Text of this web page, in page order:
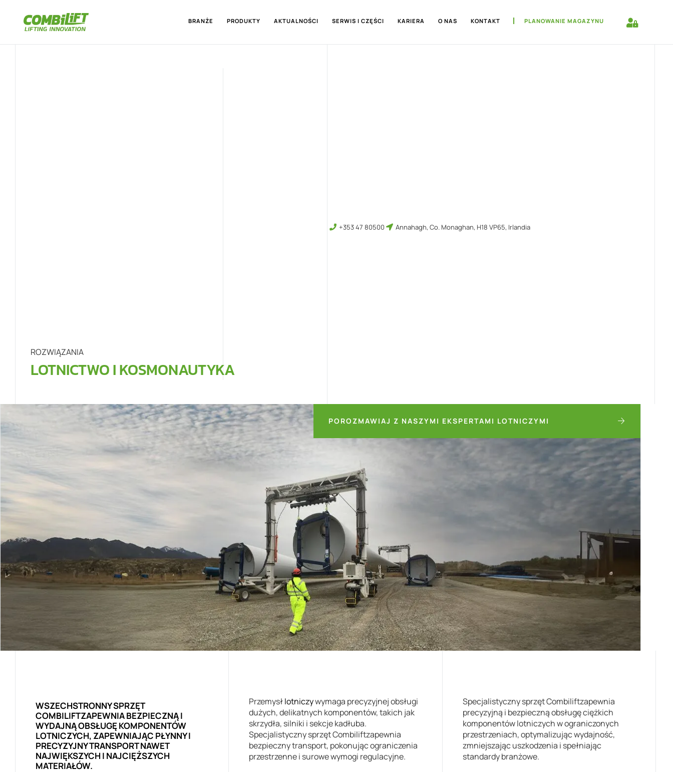
BRANŻE PRODUKTY AKTUALNOŚCI SERWIS I CZĘŚCI KARIERA O NAS KONTAKT PLANOWANIE MAGAZYNU
ROZWIĄZANIA
LOTNICTWO I KOSMONAUTYKA
+353 47 80500 Annahagh, Co. Monaghan, H18 VP65, Irlandia
POROZMAWIAJ Z NASZYMI EKSPERTAMI LOTNICZYMI
WSZECHSTRONNY SPRZĘT
COMBILIFTZAPEWNIA BEZPIECZNĄ I
WYDAJNĄ OBSŁUGĘ KOMPONENTÓW
LOTNICZYCH, ZAPEWNIAJĄC PŁYNNY I
PRECYZYJNY TRANSPORT NAWET
NAJWIĘKSZYCH I NAJCIĘŻSZYCH
MATERIAŁÓW.
Przemysłlotniczywymaga precyzyjnej obsługi
dużych, delikatnych komponentów, takich jak
skrzydła, silniki i sekcje kadłuba.
Specjalistyczny sprzęt Combiliftzapewnia
bezpieczny transport, pokonując ograniczenia
przestrzenne i surowe wymogi regulacyjne.
Specjalistyczny sprzęt Combiliftzapewnia
precyzyjną i bezpieczną obsługę ciężkich
komponentów lotniczych w ograniczonych
przestrzeniach, optymalizując wydajność,
zmniejszając uszkodzenia i spełniając
standardy branżowe.